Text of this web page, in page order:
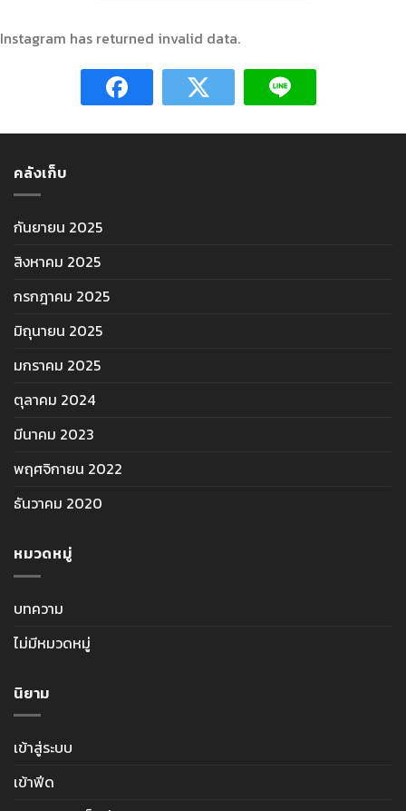
Instagram has returned invalid data.
คลังเก็บ
กันยายน 2025
สิงหาคม 2025
กรกฎาคม 2025
มิถุนายน 2025
มกราคม 2025
ตุลาคม 2024
มีนาคม 2023
พฤศจิกายน 2022
ธันวาคม 2020
หมวดหมู่
บทความ
ไม่มีหมวดหมู่
นิยาม
เข้าสู่ระบบ
เข้าฟีด